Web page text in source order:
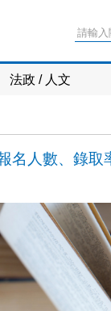
法政 / 人文
名人數、錄取